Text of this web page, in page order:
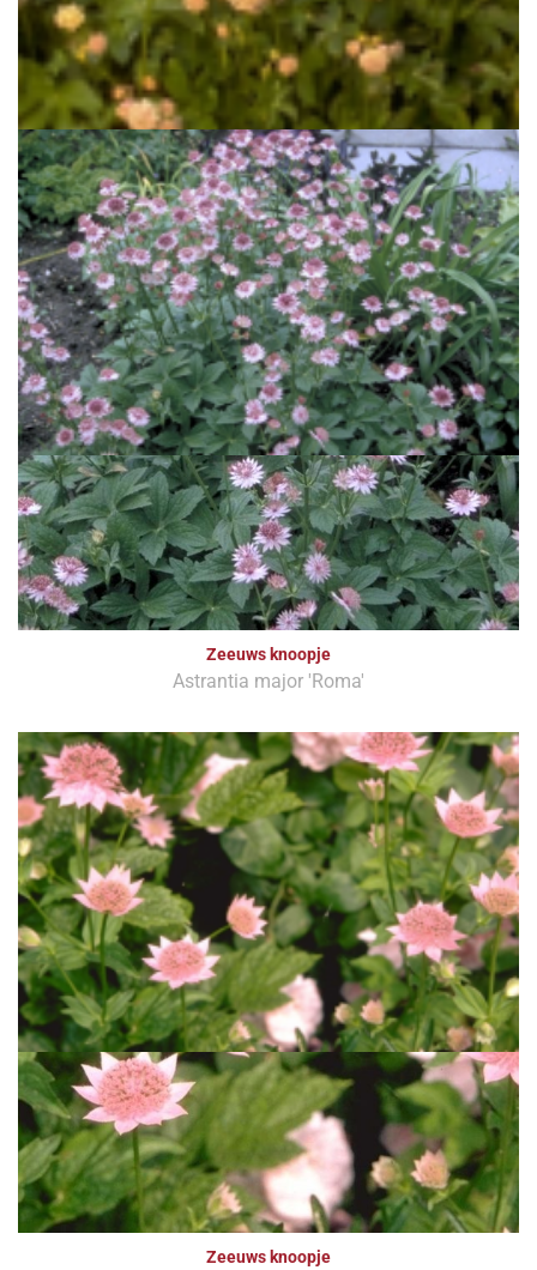
Zeeuws knoopje
Astrantia carniolica
Zeeuws knoopje
Astrantia major 'Roma'
Zeeuws knoopje